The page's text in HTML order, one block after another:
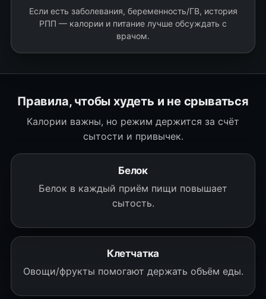
Если есть заболевания, беременность/ГВ, история
РПП — калории и питание лучше обсуждать с
врачом.
Правила, чтобы худеть и не срываться
Калории важны, но режим держится за счёт
сытости и привычек.
Белок
Белок в каждый приём пищи повышает
сытость.
Клетчатка
Овощи/фрукты помогают держать объём еды.